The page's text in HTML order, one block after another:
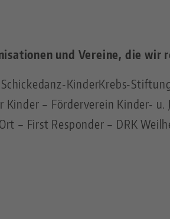
und Vereine, die wir
KinderKrebs-
– Förderverein Kinder- u.
– First Responder – DRK